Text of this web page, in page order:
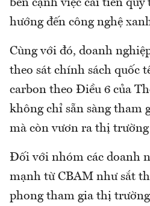
bên cạnh việc cải tiến
hướng đến công nghệ
Cùng với đó, doanh
theo sát chính sách quốc
carbon theo Điều 6 của
không chỉ sẵn sàng tham
mà còn vươn ra thị
Đối với nhóm các doanh
mạnh từ CBAM như sắt
phong tham gia thị